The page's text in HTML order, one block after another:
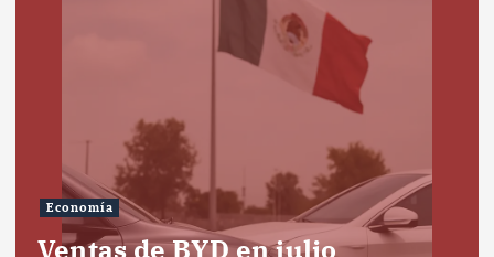
Economía
Ventas de BYD en julio